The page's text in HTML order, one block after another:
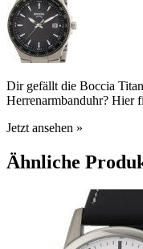
Dir gefällt die Boccia
Herrenarmbanduhr? Hier
Jetzt ansehen »
Ähnliche